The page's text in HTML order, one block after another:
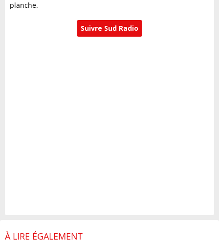
planche.
Suivre Sud Radio
À LIRE ÉGALEMENT